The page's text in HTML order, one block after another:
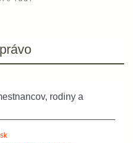
rodiny a